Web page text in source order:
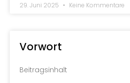
29. Juni 2025 Keine Kommentare
Vorwort
Beitragsinhalt